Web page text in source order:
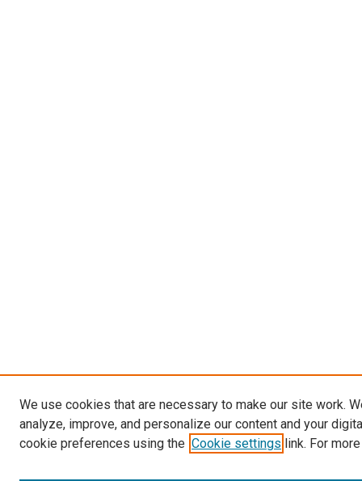
We use cookies that are necessary to make our site work.
analyze, improve, and personalize our content and your
cookie preferences using the Cookie settings link. For